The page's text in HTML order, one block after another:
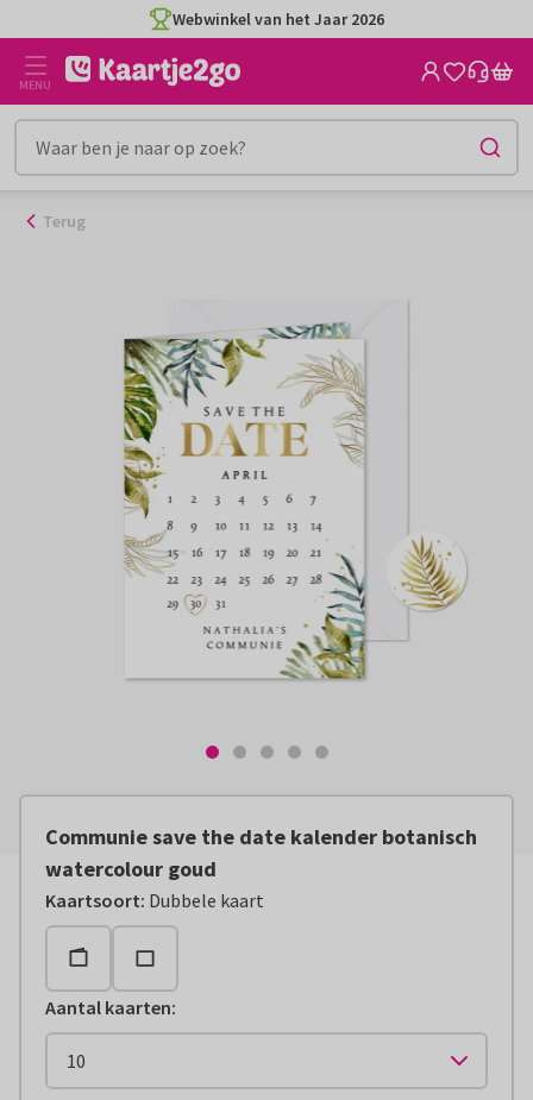
naar
inhoud
Webwinkel van het Jaar 2026
MENU
Terug
Communie save the date kalender botanisch
watercolour goud
Kaartsoort: Dubbele kaart
Aantal kaarten: